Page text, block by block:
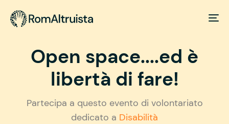
Open space....ed è
libertà di fare!
Partecipa a questo evento di volontariato
dedicato a Disabilità